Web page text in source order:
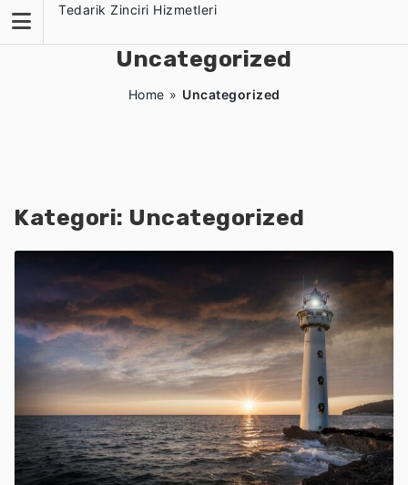
content
Tedarik Zinciri Hizmetleri
Uncategorized
Home » Uncategorized
Kategori: Uncategorized